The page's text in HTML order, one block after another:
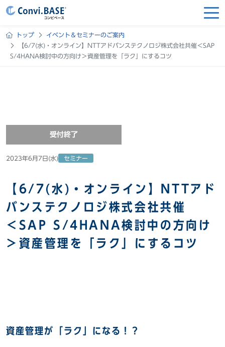
トップ
イベント＆セミナーのご案内
【6/7(水)・オンライン】NTTアドバンステクノロジ株式会社共催＜SAP
S/4HANA検討中の方向け＞資産管理を「ラク」にするコツ
受付終了
2023年6月7日(水) セミナー
【6/7(水)・オンライン】NTTアド
バンステクノロジ株式会社共催
＜SAP S/4HANA検討中の方向け
＞資産管理を「ラク」にするコツ
資産管理が「ラク」になる！？